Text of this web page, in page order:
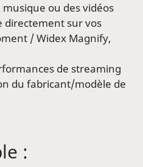
musique ou des vidéos
directement sur vos
/ Widex Magnify,
de streaming
du fabricant/modèle de
: